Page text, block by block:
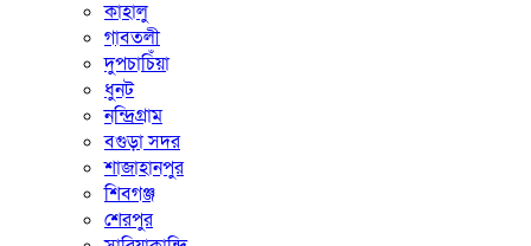
কাহালু
গাবতলী
দুপচাচিঁয়া
ধুনট
নন্দ্রিগ্রাম
বগুড়া সদর
শাজাহানপুর
শিবগঞ্জ
শেরপুর